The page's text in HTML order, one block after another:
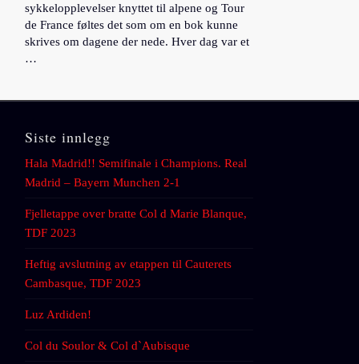
sykkelopplevelser knyttet til alpene og Tour
de France føltes det som om en bok kunne
skrives om dagene der nede. Hver dag var et
…
Siste innlegg
Hala Madrid!! Semifinale i Champions. Real
Madrid – Bayern Munchen 2-1
Fjelletappe over bratte Col d Marie Blanque,
TDF 2023
Heftig avslutning av etappen til Cauterets
Cambasque, TDF 2023
Luz Ardiden!
Col du Soulor & Col d`Aubisque